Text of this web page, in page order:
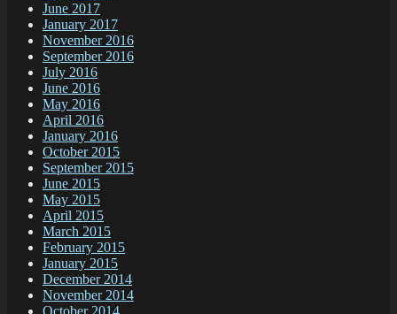
June 2017
January 2017
November 2016
September 2016
July 2016
June 2016
May 2016
April 2016
January 2016
October 2015
September 2015
June 2015
May 2015
April 2015
March 2015
February 2015
January 2015
December 2014
November 2014